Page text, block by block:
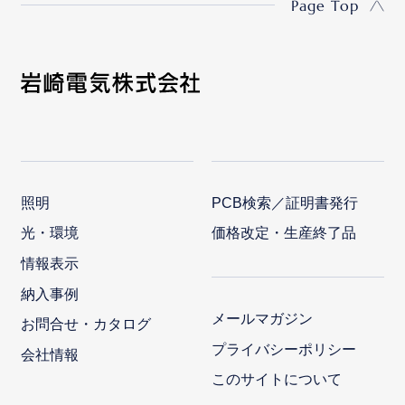
Page Top
照明
光・環境
情報表示
納入事例
お問合せ・カタログ
会社情報
PCB検索／証明書発行
価格改定・生産終了品
メールマガジン
プライバシーポリシー
このサイトについて